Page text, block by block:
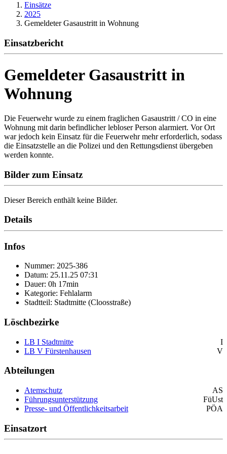
Einsätze
2025
Gemeldeter Gasaustritt in Wohnung
Einsatzbericht
Gemeldeter Gasaustritt in
Wohnung
Die Feuerwehr wurde zu einem fraglichen Gasaustritt / CO in eine
Wohnung mit darin befindlicher lebloser Person alarmiert. Vor Ort
war jedoch kein Einsatz für die Feuerwehr mehr erforderlich, sodass
die Einsatzstelle an die Polizei und den Rettungsdienst übergeben
werden konnte.
Bilder zum Einsatz
Dieser Bereich enthält keine Bilder.
Details
Infos
Nummer: 2025-386
Datum: 25.11.25 07:31
Dauer: 0h 17min
Kategorie: Fehlalarm
Stadtteil: Stadtmitte (Cloosstraße)
Löschbezirke
LB I Stadtmitte
I
LB V Fürstenhausen
V
Abteilungen
Atemschutz
AS
Führungsunterstützung
FüUst
Presse- und Öffentlichkeitsarbeit
PÖA
Einsatzort